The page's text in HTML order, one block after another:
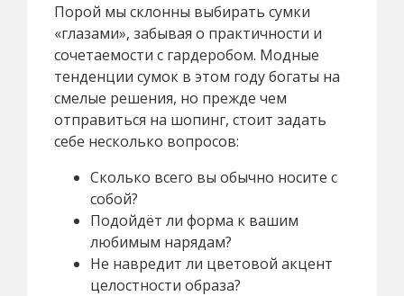
Порой мы склонны выбирать сумки
«глазами», забывая о практичности и
сочетаемости с гардеробом. Модные
тенденции сумок в этом году богаты на
смелые решения, но прежде чем
отправиться на шопинг, стоит задать
себе несколько вопросов:
Сколько всего вы обычно носите с
собой?
Подойдёт ли форма к вашим
любимым нарядам?
Не навредит ли цветовой акцент
целостности образа?